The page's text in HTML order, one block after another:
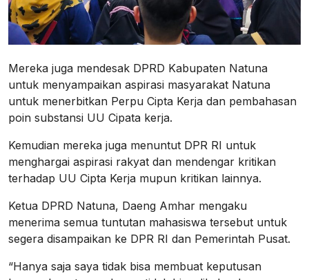
Mereka juga mendesak DPRD Kabupaten Natuna
untuk menyampaikan aspirasi masyarakat Natuna
untuk menerbitkan Perpu Cipta Kerja dan pembahasan
poin substansi UU Cipata kerja.
Kemudian mereka juga menuntut DPR RI untuk
menghargai aspirasi rakyat dan mendengar kritikan
terhadap UU Cipta Kerja mupun kritikan lainnya.
Ketua DPRD Natuna, Daeng Amhar mengaku
menerima semua tuntutan mahasiswa tersebut untuk
segera disampaikan ke DPR RI dan Pemerintah Pusat.
“Hanya saja saya tidak bisa membuat keputusan